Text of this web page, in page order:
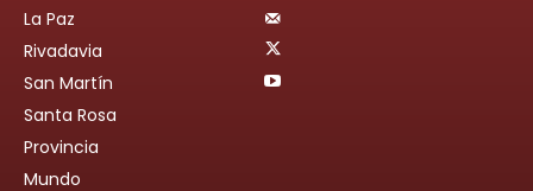
La Paz
Rivadavia
San Martín
Santa Rosa
Provincia
Mundo